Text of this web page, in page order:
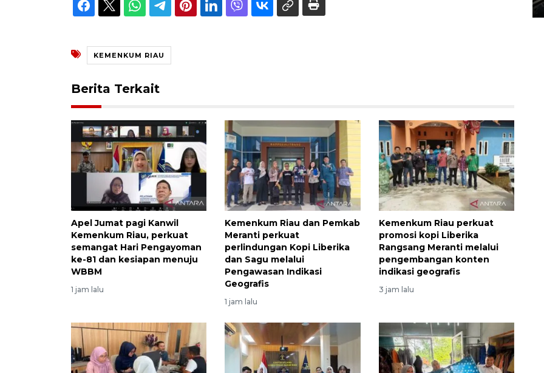
KEMENKUM RIAU
Berita Terkait
Apel Jumat pagi Kanwil
Kemenkum Riau, perkuat
semangat Hari Pengayoman
ke-81 dan kesiapan menuju
WBBM
1 jam lalu
Kemenkum Riau dan Pemkab
Meranti perkuat
perlindungan Kopi Liberika
dan Sagu melalui
Pengawasan Indikasi
Geografis
1 jam lalu
Kemenkum Riau perkuat
promosi kopi Liberika
Rangsang Meranti melalui
pengembangan konten
indikasi geografis
3 jam lalu